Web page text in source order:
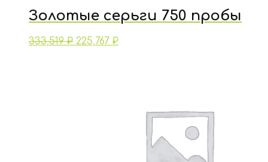
Золотые серьги 750 пробы
333,519₽ 225,767 ₽